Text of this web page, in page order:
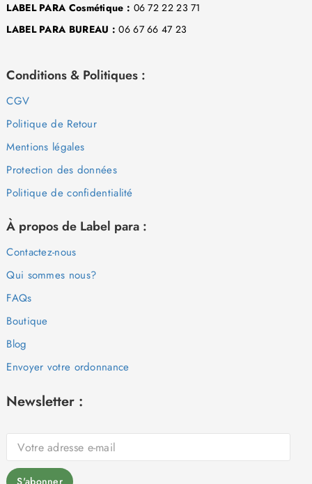
LABEL PARA Cosmétique : 06 72 22 23 71
LABEL PARA BUREAU : 06 67 66 47 23
Conditions & Politiques :
CGV
Politique de Retour
Mentions légales
Protection des données
Politique de confidentialité
À propos de Label para :
Contactez-nous
Qui sommes nous?
FAQs
Boutique
Blog
Envoyer votre ordonnance
Newsletter :